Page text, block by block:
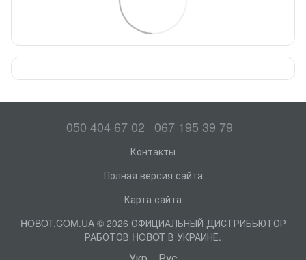
050 404 67 02 067 195 39 79
Контакты
Полная версия сайта
Карта сайта
HOBOT.COM.UA © 2026 ОФИЦИАЛЬНЫЙ ДИСТРИБЬЮТОР
РАБОТОВ HOBOT В УКРАИНЕ.